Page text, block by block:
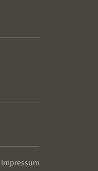
Impressum